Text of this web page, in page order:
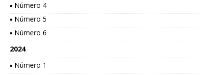
▪ Número 4
▪ Número 5
▪ Número 6
2024
▪ Número 1